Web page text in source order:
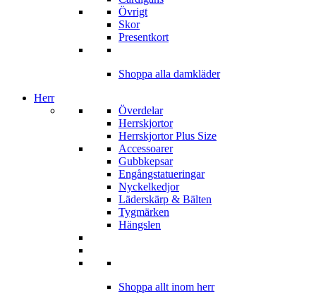
Övrigt
Skor
Presentkort
Shoppa alla damkläder
Herr
Överdelar
Herrskjortor
Herrskjortor Plus Size
Accessoarer
Gubbkepsar
Engångstatueringar
Nyckelkedjor
Läderskärp & Bälten
Tygmärken
Hängslen
Shoppa allt inom herr